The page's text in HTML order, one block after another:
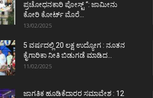
ಪ್ರಚೋಧನಕಾರಿ ಪೋಸ್ಟ್‌ “: ಜಾಮೀನು
ಕೋರಿ ಕೋರ್ಟ್‌ ಮೊರೆ...
13/02/2025
5 ವರ್ಷದಲ್ಲಿ 20 ಲಕ್ಷ ಉದ್ಯೋಗ : ನೂತನ
ಕೈಗಾರಿಕಾ ನೀತಿ ಬಿಡುಗಡೆ ಮಾಡಿದ...
11/02/2025
ಜಾಗತಿಕ ಹೂಡಿಕೆದಾರರ ಸಮಾವೇಶ : 12